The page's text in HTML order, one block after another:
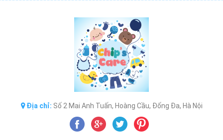
Địa chỉ: Số 2 Mai Anh Tuấn, Hoàng Cầu, Đống Đa, Hà Nội